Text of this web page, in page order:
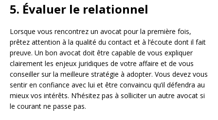
5. Évaluer le relationnel
Lorsque vous rencontrez un avocat pour la première fois,
prêtez attention à la qualité du contact et à l’écoute dont il fait
preuve. Un bon avocat doit être capable de vous expliquer
clairement les enjeux juridiques de votre affaire et de vous
conseiller sur la meilleure stratégie à adopter. Vous devez vous
sentir en confiance avec lui et être convaincu qu’il défendra au
mieux vos intérêts. N’hésitez pas à solliciter un autre avocat si
le courant ne passe pas.